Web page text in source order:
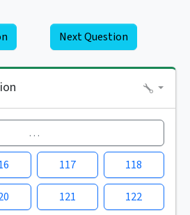
Next Question
…
117 118
121 122